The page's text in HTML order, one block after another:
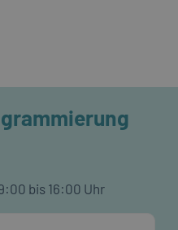
bis 16:00 Uhr